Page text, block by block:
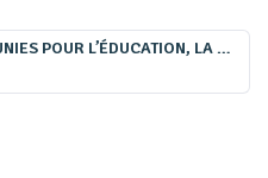
ORGANISATION DES NATIONS UNIES POUR L’ÉDUCATION, LA SCIENCE ET LA CULTURE